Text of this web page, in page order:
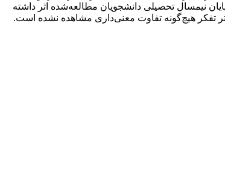
نمره‌های کلی پایان نیمسال تحصیلی دانشجویان مطالعه‌شده اثر داشته
تفکر هیچ‌گونه تفاوت معنی‌داری مشاهده نشده است.